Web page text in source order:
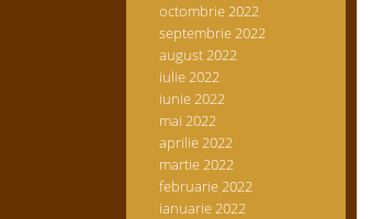
octombrie 2022
septembrie 2022
august 2022
iulie 2022
iunie 2022
mai 2022
aprilie 2022
martie 2022
februarie 2022
ianuarie 2022